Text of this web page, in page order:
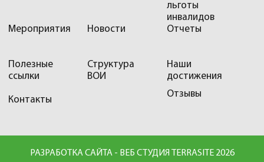
льготы
инвалидов
Мероприятия
Новости Отчеты
Полезные
ссылки
Структура
ВОИ
Наши
достижения
Отзывы
Контакты
РАЗРАБОТКА САЙТА - ВЕБ СТУДИЯ TERRASITE 2026